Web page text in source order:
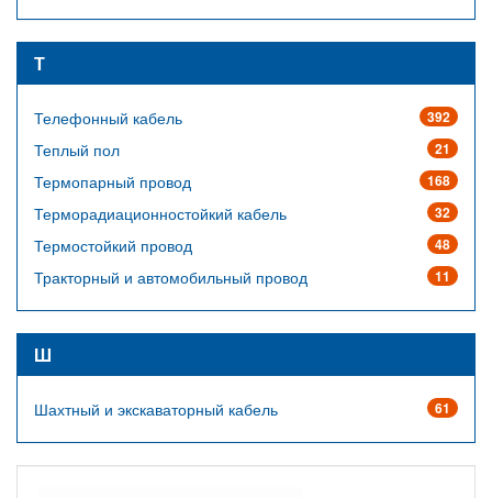
Т
392
Телефонный кабель
21
Теплый пол
168
Термопарный провод
32
Терморадиационностойкий кабель
48
Термостойкий провод
11
Тракторный и автомобильный провод
Ш
61
Шахтный и экскаваторный кабель